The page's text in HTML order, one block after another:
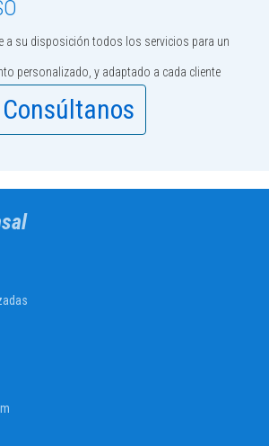
a su disposición todos los servicios para un
personalizado, y adaptado a cada cliente
Consúltanos